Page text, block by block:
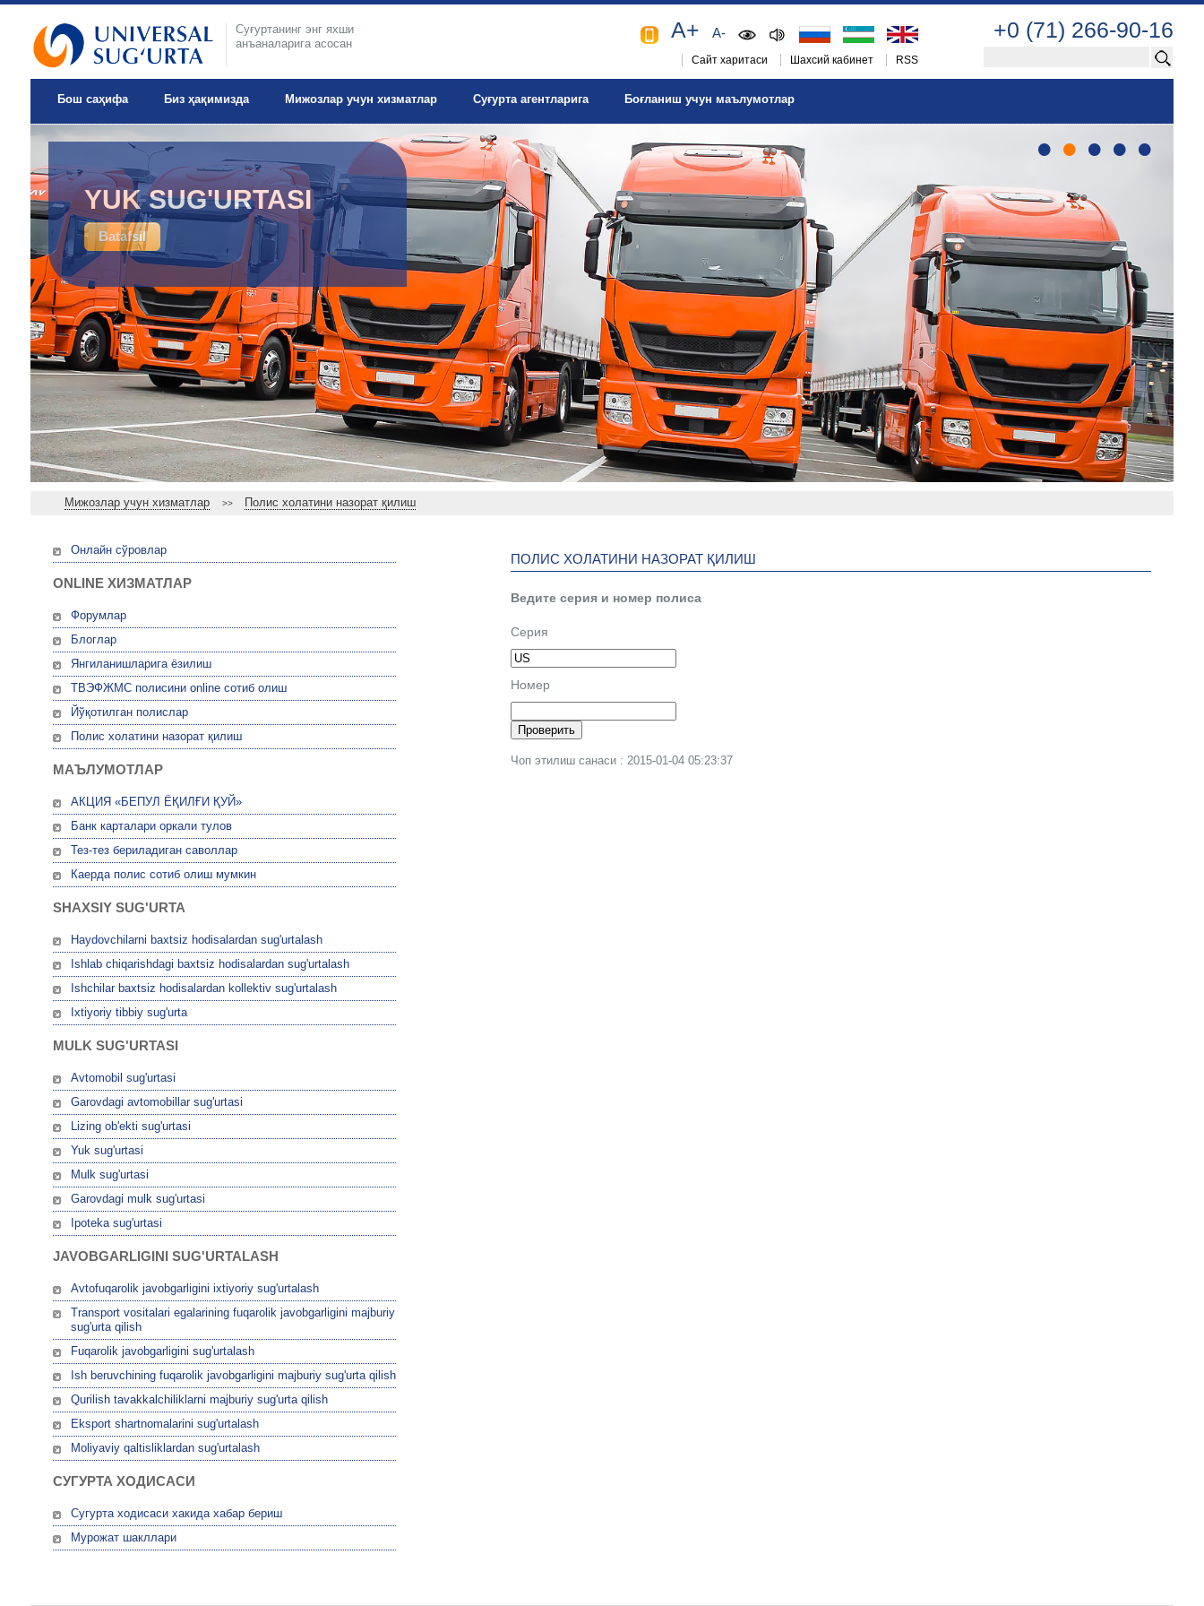
Суғуртанинг энг яхши
анъаналарига асосан
+0 (71) 266-90-16
A+ A-
Сайт харитаси Шахсий кабинет RSS
Бош саҳифа Биз ҳақимизда Мижозлар учун хизматлар Суғурта агентларига Боғланиш учун маълумотлар
IXTIYORIY TIBBIY
SUG'URTA
Batafsil
YUK SUG'URTASI
Batafsil
• • • • •
Мижозлар учун хизматлар >> Полис холатини назорат қилиш
Онлайн сўровлар
ONLINE ХИЗМАТЛАР
Форумлар
Блоглар
Янгиланишларига ёзилиш
ТВЭФЖМС полисини online сотиб олиш
Йўқотилган полислар
Полис холатини назорат қилиш
МАЪЛУМОТЛАР
АКЦИЯ «БЕПУЛ ЁҚИЛҒИ ҚУЙ»
Банк карталари оркали тулов
Тез-тез бериладиган саволлар
Каерда полис сотиб олиш мумкин
SHAXSIY SUG'URTA
Haydovchilarni baxtsiz hodisalardan sug'urtalash
Ishlab chiqarishdagi baxtsiz hodisalardan sug'urtalash
Ishchilar baxtsiz hodisalardan kollektiv sug'urtalash
Ixtiyoriy tibbiy sug'urta
MULK SUG'URTASI
Avtomobil sug'urtasi
Garovdagi avtomobillar sug'urtasi
Lizing ob'ekti sug'urtasi
Yuk sug'urtasi
Mulk sug'urtasi
Garovdagi mulk sug'urtasi
Ipoteka sug'urtasi
JAVOBGARLIGINI SUG'URTALASH
Avtofuqarolik javobgarligini ixtiyoriy sug'urtalash
Transport vositalari egalarining fuqarolik javobgarligini majburiy
sug'urta qilish
Fuqarolik javobgarligini sug'urtalash
Ish beruvchining fuqarolik javobgarligini majburiy sug'urta qilish
Qurilish tavakkalchiliklarni majburiy sug'urta qilish
Eksport shartnomalarini sug'urtalash
Moliyaviy qaltisliklardan sug'urtalash
СУГУРТА ХОДИСАСИ
Сугурта ходисаси хакида хабар бериш
Мурожат шакллари
ПОЛИС ХОЛАТИНИ НАЗОРАТ ҚИЛИШ
Ведите серия и номер полиса
Серия
Номер
Чоп этилиш санаси : 2015-01-04 05:23:37